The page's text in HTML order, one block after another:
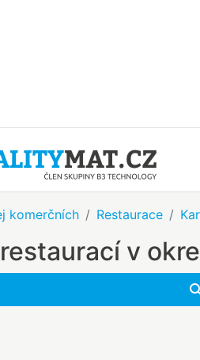
komerčních Restaurace
v